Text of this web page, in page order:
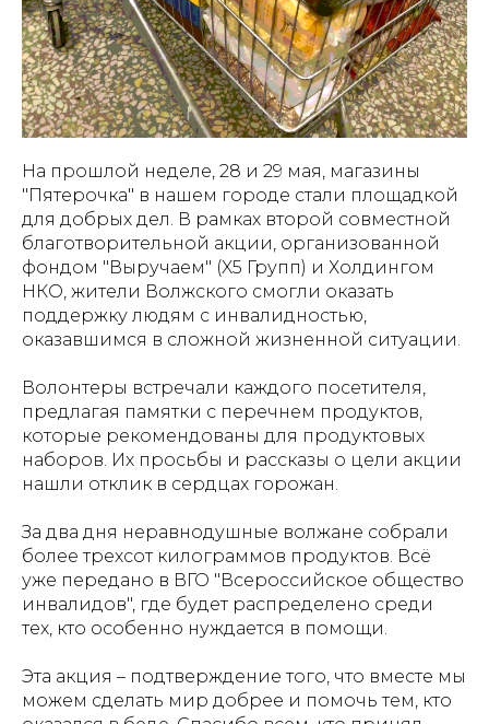
На прошлой неделе, 28 и 29 мая, магазины
"Пятерочка" в нашем городе стали площадкой
для добрых дел. В рамках второй совместной
благотворительной акции, организованной
фондом "Выручаем" (X5 Групп) и Холдингом
НКО, жители Волжского смогли оказать
поддержку людям с инвалидностью,
оказавшимся в сложной жизненной ситуации.
Волонтеры встречали каждого посетителя,
предлагая памятки с перечнем продуктов,
которые рекомендованы для продуктовых
наборов. Их просьбы и рассказы о цели акции
нашли отклик в сердцах горожан.
За два дня неравнодушные волжане собрали
более трехсот килограммов продуктов. Всё
уже передано в ВГО "Всероссийское общество
инвалидов", где будет распределено среди
тех, кто особенно нуждается в помощи.
Эта акция – подтверждение того, что вместе мы
можем сделать мир добрее и помочь тем, кто